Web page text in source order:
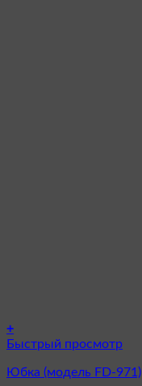
+
Этот
имеет
Быстрый просмотр
Юбка (модель FD-971)